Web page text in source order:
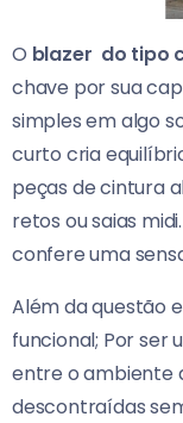
O blazer do tipo
chave por sua
simples em algo
curto cria
peças de cintura
retos ou saias
confere uma
Além da questão
funcional; Por ser
entre o ambiente
descontraídas